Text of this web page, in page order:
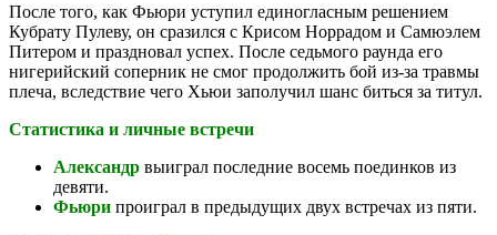
После того, как Фьюри уступил единогласным решением
Кубрату Пулеву, он сразился с Крисом Норрадом и Самюэлем
Питером и праздновал успех. После седьмого раунда его
нигерийский соперник не смог продолжить бой из-за травмы
плеча, вследствие чего Хьюи заполучил шанс биться за титул.
Статистика и личные встречи
Александр выиграл последние восемь поединков из
девяти.
Фьюри проиграл в предыдущих двух встречах из пяти.